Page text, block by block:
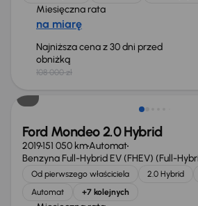
Miesięczna rata
na miarę
Najniższa cena z 30 dni przed
obniżką
108 000 zł
Taniej o 1 500 zł
Ford Mondeo 2.0 Hybrid
2019151 050 kmAutomat
Benzyna Full-Hybrid EV (FHEV) (Full-
Od pierwszego właściciela 2.0 Hybrid
Automat
+7 kolejnych